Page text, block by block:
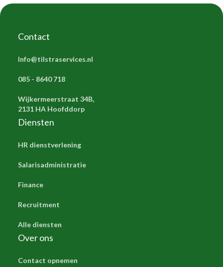
Contact
Info@tilstraservices.nl
085 - 8640 718
Wijkermeerstraat 34B,
2131 HA Hoofddorp
Diensten
HR dienstverlening
Salarisadministratie
Finance
Recruitment
Alle diensten
Over ons
Contact opnemen